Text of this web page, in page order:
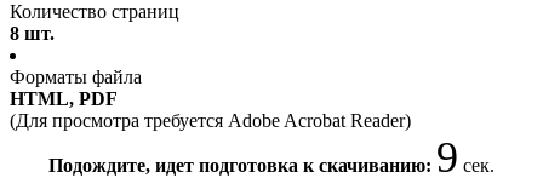
Количество страниц
8 шт.
Форматы файла
HTML, PDF
(Для просмотра требуется Adobe Acrobat Reader)
Подождите, идет подготовка к скачиванию: 9 сек.